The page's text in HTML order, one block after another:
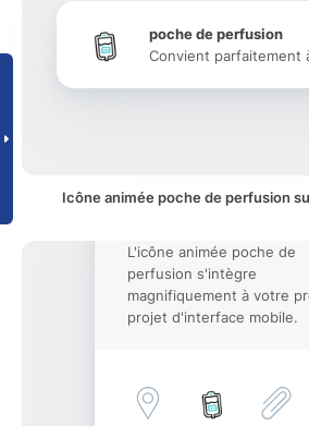
poche de perfusion
Convient parfaitement
Icône animée poche de perfusion
L'icône animée poche de
perfusion s'intègre
magnifiquement à votre
projet d'interface mobile.